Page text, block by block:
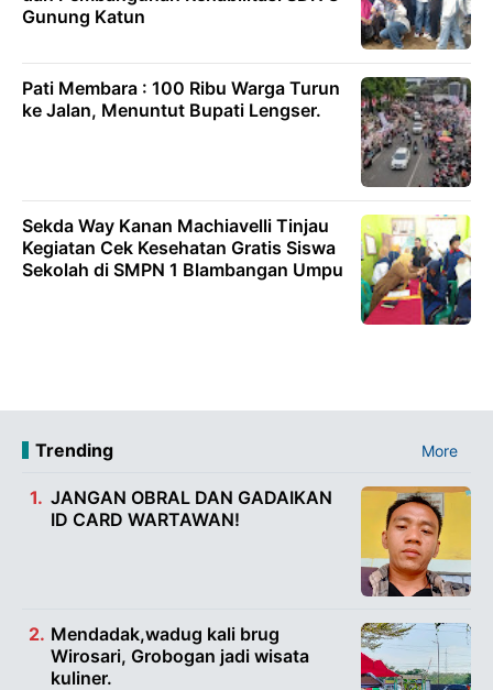
Gunung Katun
Pati Membara : 100 Ribu Warga Turun
ke Jalan, Menuntut Bupati Lengser.
Sekda Way Kanan Machiavelli Tinjau
Kegiatan Cek Kesehatan Gratis Siswa
Sekolah di SMPN 1 Blambangan Umpu
Trending More
JANGAN OBRAL DAN GADAIKAN
ID CARD WARTAWAN!
Mendadak,wadug kali brug
Wirosari, Grobogan jadi wisata
kuliner.